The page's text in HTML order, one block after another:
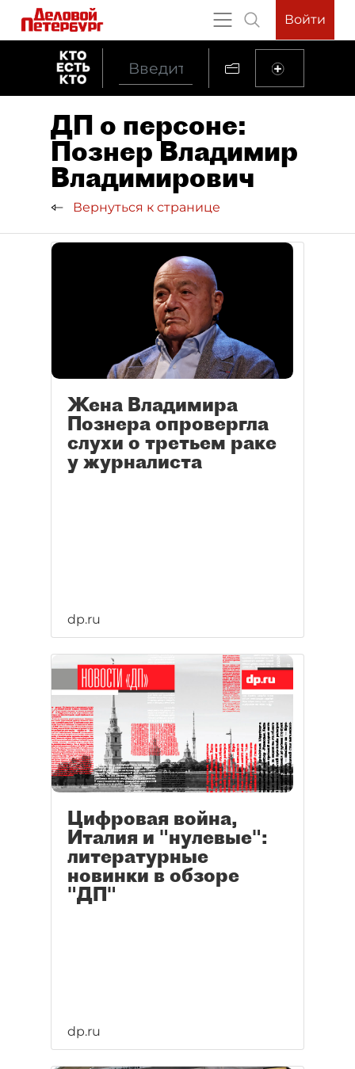
Войти
ДП о персоне:
Познер Владимир
Владимирович
Вернуться к странице
Жена Владимира
Познера опровергла
слухи о третьем раке
у журналиста
dp.ru
Цифровая война,
Италия и "нулевые":
литературные
новинки в обзоре
"ДП"
dp.ru